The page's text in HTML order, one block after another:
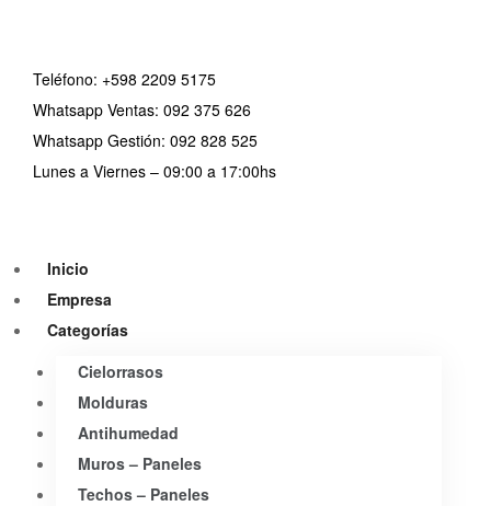
Teléfono: +598 2209 5175
Whatsapp Ventas: 092 375 626
Whatsapp Gestión: 092 828 525
Lunes a Viernes – 09:00 a 17:00hs
Inicio
Empresa
Categorías
Cielorrasos
Molduras
Antihumedad
Muros – Paneles
Techos – Paneles